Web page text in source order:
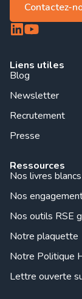
Contactez-
Liens utiles
Blog
Newsletter
Recrutement
Presse
Ressources
Nos livres blancs
Nos
Nos outils RSE
Notre plaquette
Notre Politique
Lettre ouverte